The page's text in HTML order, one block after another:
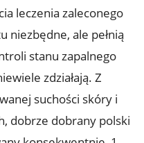
leczenia zaleconego
niezbędne, ale pełnią
stanu zapalnego
zdziałają. Z
suchości skóry i
dobrze dobrany polski